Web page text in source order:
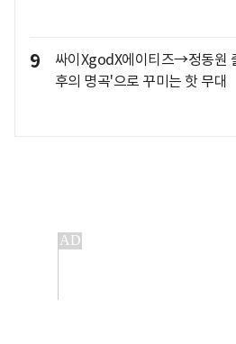
9
싸이XgodX에이티즈→정동원
후의 명곡'으로 꾸미는 핫 무대